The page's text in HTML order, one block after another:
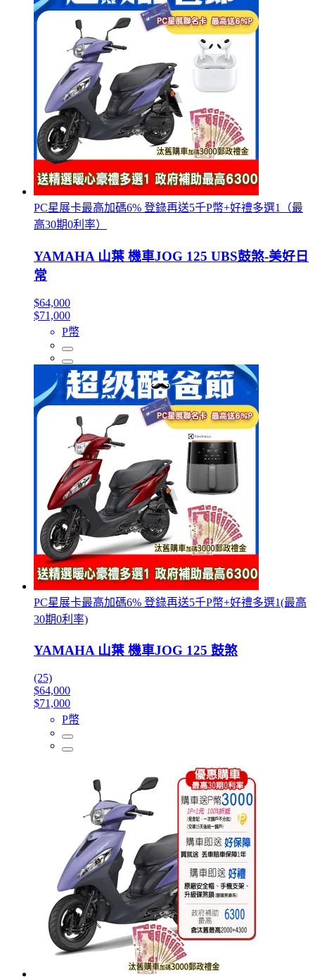
PC星展卡最高加碼6% 登錄再送5千P幣+好禮多選1（最
高30期0利率）
YAMAHA 山葉 機車JOG 125 UBS鼓煞-美好日
常
$64,000
$71,000
P幣
PC星展卡最高加碼6% 登錄再送5千P幣+好禮多選1(最高
30期0利率)
YAMAHA 山葉 機車JOG 125 鼓煞
(25)
$64,000
$71,000
P幣